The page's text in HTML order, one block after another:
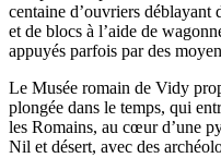
centaine d’ouvriers déblayant
et de blocs à l’aide de
appuyés parfois par des
Le Musée romain de Vidy
plongée dans le temps, qui
les Romains, au cœur d’une
Nil et désert, avec des